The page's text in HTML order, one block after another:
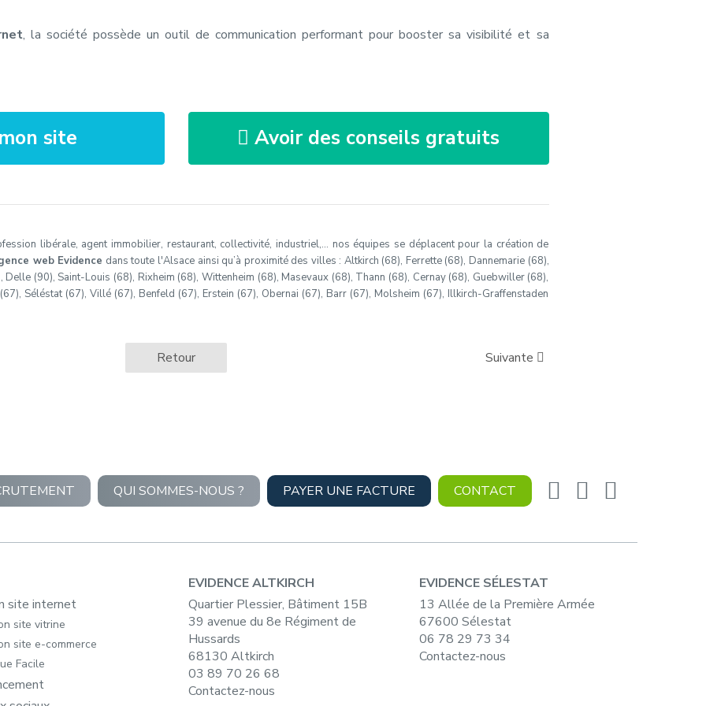
, la société possède un outil de communication performant pour booster sa visibilité et sa
site Avoir des conseils gratuits
libérale, agent immobilier, restaurant, collectivité, industriel,… nos équipes se déplacent pour la création de
web Evidence dans toute l'Alsace ainsi qu’à proximité des villes : Altkirch (68), Ferrette (68), Dannemarie (68),
(90), Saint-Louis (68), Rixheim (68), Wittenheim (68), Masevaux (68), Thann (68), Cernay (68), Guebwiller (68),
Séléstat (67), Villé (67), Benfeld (67), Erstein (67), Obernai (67), Barr (67), Molsheim (67), Illkirch-Graffenstaden
Retour Suivante
QUI SOMMES-NOUS ? PAYER UNE FACTURE CONTACT
site internet
site vitrine
site e-commerce
Facile
EVIDENCE ALTKIRCH
Quartier Plessier, Bâtiment 15B
39 avenue du 8e Régiment de
Hussards
68130 Altkirch
03 89 70 26 68
Contactez-nous
EVIDENCE SÉLESTAT
13 Allée de la Première Armée
67600 Sélestat
06 78 29 73 34
Contactez-nous